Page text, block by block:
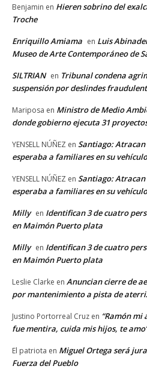
Benjamin en Hieren sobrino del
Troche
Enriquillo Amiama en Luis
Museo de Arte Contemporáneo de
SILTRIAN en Tribunal condena
suspensión por deslindes
Mariposa en Ministro de Medio
donde gobierno ejecuta 31
YENSELL NÚÑEZ en Santiago:
esperaba a familiares en su vehículo
YENSELL NÚÑEZ en Santiago:
esperaba a familiares en su vehículo
Milly en Identifican 3 de cuatro
en Maimón Puerto plata
Milly en Identifican 3 de cuatro
en Maimón Puerto plata
Leslie Clarke en Anuncian cierre de
por mantenimiento a pista de
Justino Portorreal Cruz en “Ramón mi
fue mentira, cuida mis hijos, te
El patriota en Miguel Ortega será
Fuerza del Pueblo